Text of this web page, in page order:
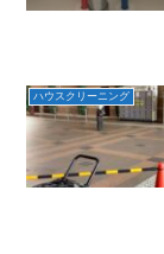
ハウスクリーニング